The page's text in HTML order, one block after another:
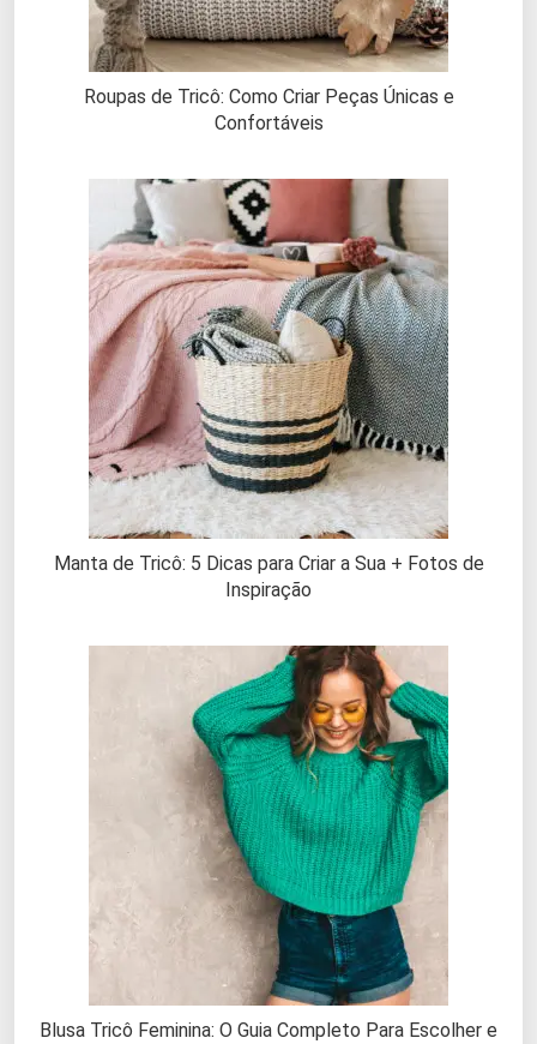
Roupas de Tricô: Como Criar Peças Únicas e
Confortáveis
Manta de Tricô: 5 Dicas para Criar a Sua + Fotos de
Inspiração
Blusa Tricô Feminina: O Guia Completo Para Escolher e